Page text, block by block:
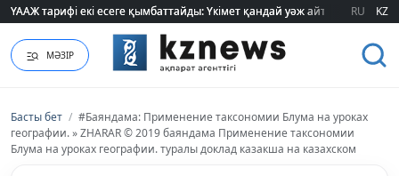
ҮААЖ тарифі екі есеге қымбаттайды: Үкімет қандай уәж айтады?
ҮААЖ тарифі екі есеге қымбаттайды: Үкімет қандай уәж айтады? RU KZ
МӘЗІР
Басты бет / #Баяндама: Применение таксономии Блума на уроках
географии. » ZHARAR © 2019 баяндама Применение таксономии
Блума на уроках географии. туралы доклад казакша на казахском